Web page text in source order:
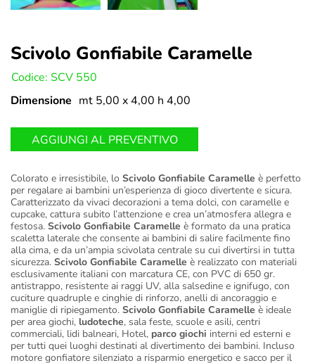
Scivolo Gonfiabile Caramelle
Codice: SCV 550
Dimensione mt 5,00 x 4,00 h 4,00
AGGIUNGI AL PREVENTIVO
Colorato e irresistibile, lo Scivolo Gonfiabile Caramelle è perfetto
per regalare ai bambini un’esperienza di gioco divertente e sicura.
Caratterizzato da vivaci decorazioni a tema dolci, con caramelle e
cupcake, cattura subito l’attenzione e crea un’atmosfera allegra e
festosa. Scivolo Gonfiabile Caramelle è formato da una pratica
scaletta laterale che consente ai bambini di salire facilmente fino
alla cima, e da un’ampia scivolata centrale su cui divertirsi in tutta
sicurezza. Scivolo Gonfiabile Caramelle è realizzato con materiali
esclusivamente italiani con marcatura CE, con PVC di 650 gr.
antistrappo, resistente ai raggi UV, alla salsedine e ignifugo, con
cuciture quadruple e cinghie di rinforzo, anelli di ancoraggio e
maniglie di ripiegamento. Scivolo Gonfiabile Caramelle è ideale
per area giochi, ludoteche, sala feste, scuole e asili, centri
commerciali, lidi balneari, Hotel, parco giochi interni ed esterni e
per tutti quei luoghi destinati al divertimento dei bambini. Incluso
motore gonfiatore silenziato a risparmio energetico e sacco per il